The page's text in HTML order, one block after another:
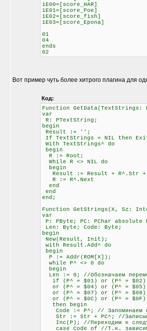
1E00=[score_HAR]
1E01=[score_Poe]
1E02=[score_fish]
1E03=[score_Epona]
01
04
ends
02
Вот пример чуть более хитрого плагина для
Код:
Function
var
R: PTextString;
begin
Result := '';
If TextStrings = NIL then
With TextStrings^ do
begin
R := Root;
While R <> NIL do
begin
Result := Result + R^.Str +
R := R^.Next
end
end
end;
Function GetStrings(X, Sz:
var
P: PByte; PC: PChar absolute
Len: Byte; Code: Byte;
begin
New(Result, Init);
with Result.Add^ do
begin
P := Addr(ROM[X]);
while P^ <> 0 do
begin
Len := 0; //Обозначаем
if (P^ = $01) or (P^ = $02) or
or (P^ = $04) or (P^ = $05) or
or (P^ = $07) or (P^ = $08)
or (P^ = $0C) or (P^ = $0F)
then begin
Code := P^; // Запоминаем
Str := Str + PC^; //
Inc(P); //Переходим к
case Code of //Т.к.